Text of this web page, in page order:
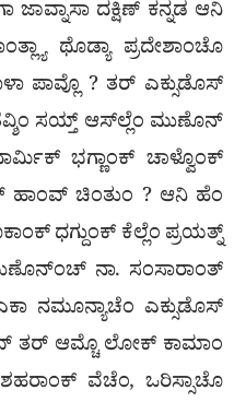
ದಕ್ಷಿಣ್ ಕನ್ನಡ ಆನಿ
ಥೊಡ್ಯಾ ಪ್ರದೇಶಾಂಚೊ
ಪಾವ್ಲೊ ? ತರ್ ಎಕ್ಸುಡೊಸ್
ಸಯ್ತ್ ಆಸ್‌ಲ್ಲೆಂ ಮುಣೊನ್
ಭಗ್ಣಾಂಕ್ ಚಾಳ್ವೊಂಕ್
ಹಾಂವ್ ಚಿಂತುಂ ? ಆನಿ ಹೆಂ
ಧಗ್ದುಂಕ್ ಕೆಲ್ಲೆಂ ಪ್ರಯತ್ನ್
ನಾ. ಸಂಸಾರಾಂತ್
ನಮೂನ್ಯಾಚೆಂ ಎಕ್ಸುಡೊಸ್
ತರ್ ಆಮ್ಚೊ ಲೋಕ್ ಕಾಮಾಂ
ವೆಚೆಂ, ಒರಿಸ್ಸಾಚೊ